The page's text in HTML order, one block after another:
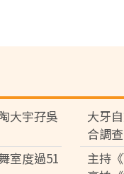
大宇孖吳
大牙
合調查
室度過51
主持